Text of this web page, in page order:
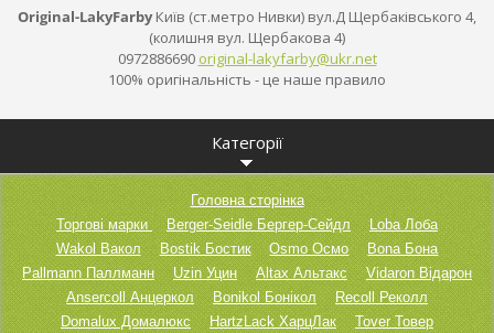
Original-LakyFarby Київ (ст.метро Нивки) вул.Д Щербаківського 4,
(колишня вул. Щербакова 4)
0972886690 original-lakyfarby@ukr.net
100% оригінальність - це наше правило
Категорії
Головна сторінка
Торгові марки
Berger-Seidle Бергер-Сейдл
Loba Лоба
Wakol Вакол
Bostik Бостик Osmo Осмо
Bona Бона
Pallmann Паллманн
Uzin Уцин Altax Альтакс
Vidaron Відарон
Ansercoll Анцеркол
Bonikol Бонікол
Recoll Реколл
Domalux Домалюкс
HartzLack ХарцЛак
Tover Товер